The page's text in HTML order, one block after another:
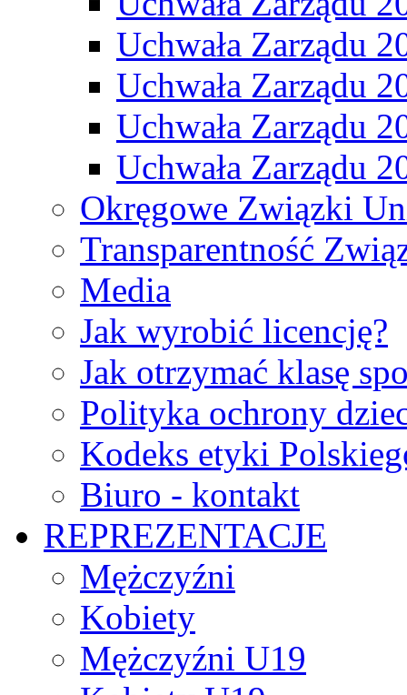
Uchwała Zarządu
Uchwała Zarządu
Uchwała Zarządu
Uchwała Zarządu
Okręgowe Związki
Transparentność
Media
Jak wyrobić licencję?
Jak otrzymać klasę
Polityka ochrony
Kodeks etyki
Biuro - kontakt
REPREZENTACJE
Mężczyźni
Kobiety
Mężczyźni U19